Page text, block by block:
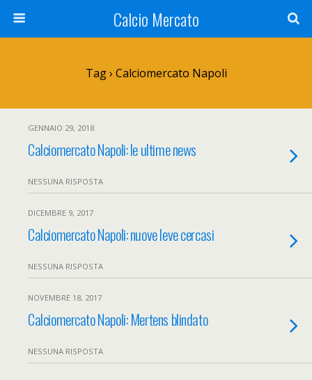
Calcio Mercato
Tag › Calciomercato Napoli
GENNAIO 29, 2018
Calciomercato Napoli: le ultime news
NESSUNA RISPOSTA
DICEMBRE 9, 2017
Calciomercato Napoli: nuove leve cercasi
NESSUNA RISPOSTA
NOVEMBRE 18, 2017
Calciomercato Napoli: Mertens blindato
NESSUNA RISPOSTA